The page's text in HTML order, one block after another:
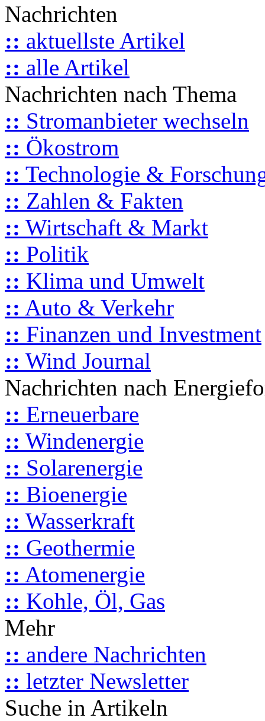
Nachrichten
:: aktuellste Artikel
:: alle Artikel
Nachrichten nach Thema
:: Stromanbieter wechseln
:: Ökostrom
:: Technologie &
:: Zahlen & Fakten
:: Wirtschaft & Markt
:: Politik
:: Klima und Umwelt
:: Auto & Verkehr
:: Finanzen und Investment
:: Wind Journal
Nachrichten nach
:: Erneuerbare
:: Windenergie
:: Solarenergie
:: Bioenergie
:: Wasserkraft
:: Geothermie
:: Atomenergie
:: Kohle, Öl, Gas
Mehr
:: andere Nachrichten
:: letzter Newsletter
Suche in Artikeln